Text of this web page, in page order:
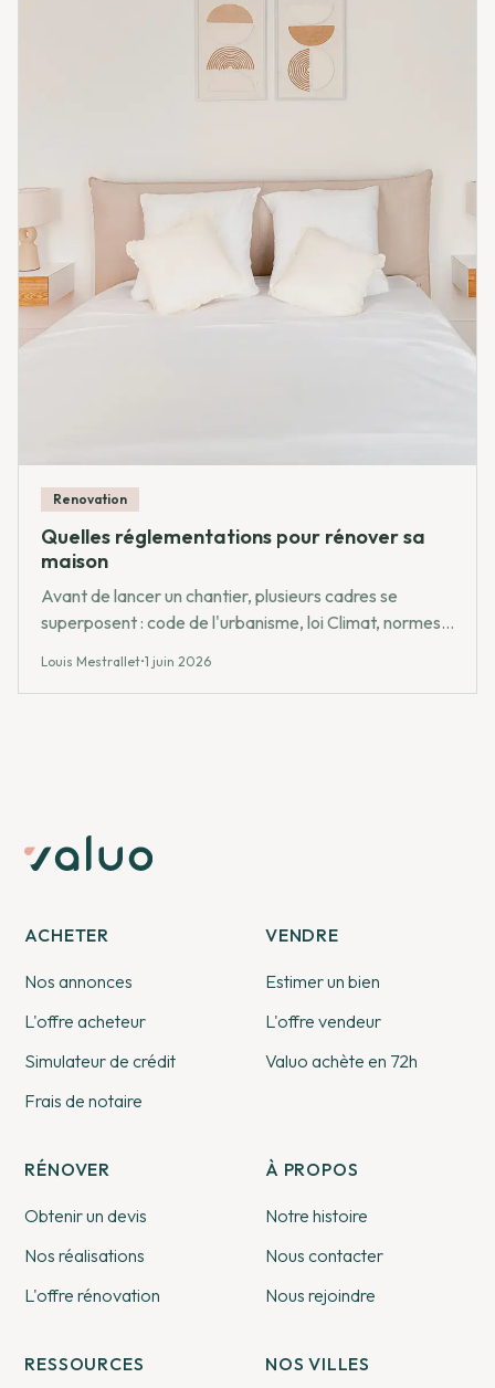
Renovation
Quelles réglementations pour rénover sa
maison
Avant de lancer un chantier, plusieurs cadres se
superposent : code de l'urbanisme, loi Climat, normes
les articuler sans risque.
Louis Mestrallet•1 juin 2026
ACHETER
Nos annonces
L'offre acheteur
Simulateur de crédit
Frais de notaire
VENDRE
Estimer un bien
L'offre vendeur
Valuo achète en 72h
RÉNOVER
Obtenir un devis
Nos réalisations
L'offre rénovation
À PROPOS
Notre histoire
Nous contacter
Nous rejoindre
RESSOURCES NOS VILLES